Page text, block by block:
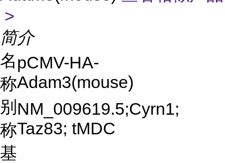
>
简介
名
称
pCMV-HA-
Adam3(mouse)
别
称
NM_009619.5;Cyrn1;
Taz83; tMDC
基